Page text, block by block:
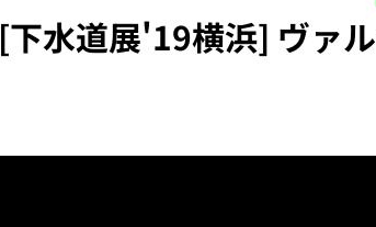
[下水道展'19横浜] ヴァ